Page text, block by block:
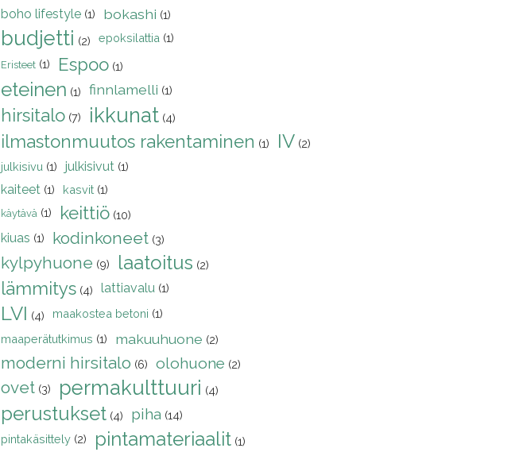
boho lifestyle (1) bokashi (1)
budjetti (2) epoksilattia (1)
Eristeet (1) Espoo (1)
eteinen (1) finnlamelli (1)
hirsitalo (7) ikkunat (4)
ilmastonmuutos rakentaminen (1) IV (2)
julkisivu (1) julkisivut (1)
kaiteet (1) kasvit (1)
käytävä (1) keittiö (10)
kiuas (1) kodinkoneet (3)
kylpyhuone (9) laatoitus (2)
lämmitys (4) lattiavalu (1)
LVI (4) maakostea betoni (1)
maaperätutkimus (1) makuuhuone (2)
moderni hirsitalo (6) olohuone (2)
ovet (3) permakulttuuri (4)
perustukset (4) piha (14)
pintakäsittely (2) pintamateriaalit (1)